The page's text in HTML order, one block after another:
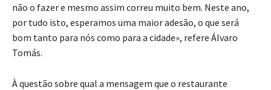
não o fazer e mesmo assim correu muito bem. Neste ano,
por tudo isto, esperamos uma maior adesão, o que será
bom tanto para nós como para a cidade», refere Álvaro
Tomás.
À questão sobre qual a mensagem que o restaurante